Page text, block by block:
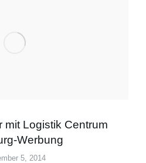
mit Logistik Centrum
Werbung
5, 2014